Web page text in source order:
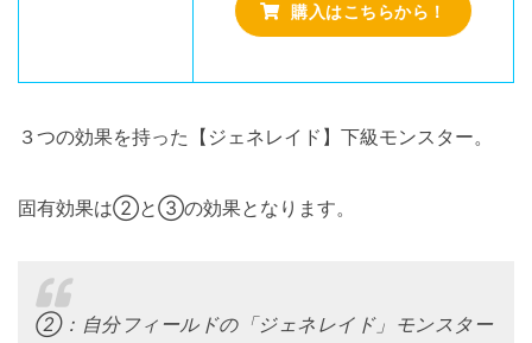
購入はこちらから！
３つの効果を持った【ジェネレイド】下級モンスター。
固有効果は②と③の効果となります。
②：自分フィールドの「ジェネレイド」モンスター